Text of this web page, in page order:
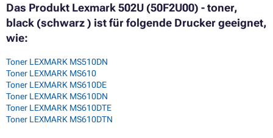
Das Produkt Lexmark 502U (50F2U00) - toner,
black (schwarz ) ist für folgende Drucker geeignet,
wie:
Toner LEXMARK MS510DN
Toner LEXMARK MS610
Toner LEXMARK MS610DE
Toner LEXMARK MS610DN
Toner LEXMARK MS610DTE
Toner LEXMARK MS610DTN